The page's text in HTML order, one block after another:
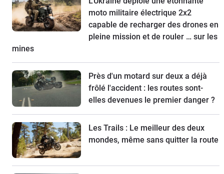
moto militaire électrique 2x2
capable de recharger des drones en
pleine mission et de rouler … sur les
mines
Près d'un motard sur deux a déjà
frôlé l'accident : les routes sont-
elles devenues le premier danger ?
Les Trails : Le meilleur des deux
mondes, même sans quitter la route